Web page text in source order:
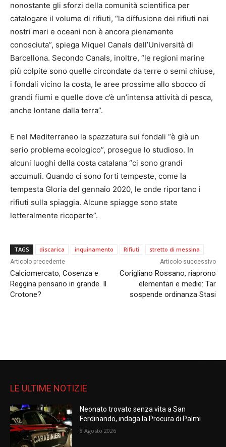
nonostante gli sforzi della comunità scientifica per
catalogare il volume di rifiuti, “la diffusione dei rifiuti nei
nostri mari e oceani non è ancora pienamente
conosciuta”, spiega Miquel Canals dell’Università di
Barcellona. Secondo Canals, inoltre, “le regioni marine
più colpite sono quelle circondate da terre o semi chiuse,
i fondali vicino la costa, le aree prossime allo sbocco di
grandi fiumi e quelle dove c’è un’intensa attività di pesca,
anche lontane dalla terra”.
E nel Mediterraneo la spazzatura sui fondali “è già un
serio problema ecologico”, prosegue lo studioso. In
alcuni luoghi della costa catalana “ci sono grandi
accumuli. Quando ci sono forti tempeste, come la
tempesta Gloria del gennaio 2020, le onde riportano i
rifiuti sulla spiaggia. Alcune spiagge sono state
letteralmente ricoperte”.
TAGS discarica inquinamento Rifiuti stretto di messina
Articolo precedente
Calciomercato, Cosenza e
Reggina pensano in grande. Il
Crotone?
Articolo successivo
Corigliano Rossano, riaprono
elementari e medie: Tar
sospende ordinanza Stasi
LE ULTIME NOTIZIE
Neonato trovato senza vita a San
Ferdinando, indaga la Procura di Palmi
8 Agosto 2026